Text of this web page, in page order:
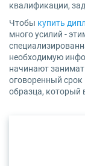
квалификации,
Чтобы купить
много усилий -
необходимую
начинают
оговоренный срок
образца, который